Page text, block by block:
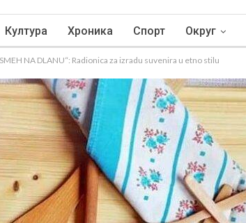
Култура Хроника Спорт Округ
NA DLANU“: Radionica za izradu suvenira u etno stilu